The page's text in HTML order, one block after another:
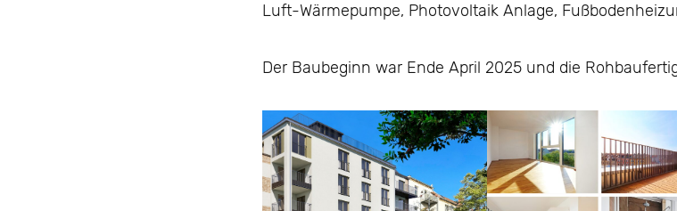
Luft-Wärmepumpe, Photovoltaik Anlage,
Der Baubeginn war Ende April 2025 und die